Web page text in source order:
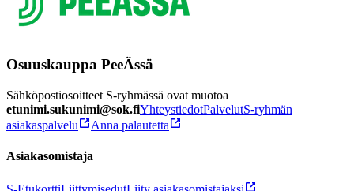
Osuuskauppa PeeÄssä
Sähköpostiosoitteet S-ryhmässä ovat muotoa
etunimi.sukunimi@sok.fiYhteystiedotPalvelutS-ryhmän
asiakaspalvelu
Anna palautetta
Asiakasomistaja